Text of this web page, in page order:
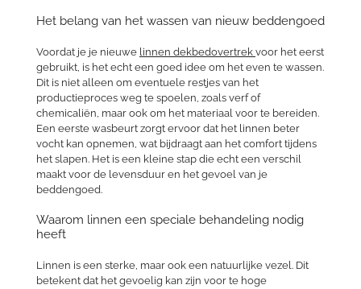
Het belang van het wassen van nieuw beddengoed
Voordat je je nieuwe linnen dekbedovertrek voor het eerst
gebruikt, is het echt een goed idee om het even te wassen.
Dit is niet alleen om eventuele restjes van het
productieproces weg te spoelen, zoals verf of
chemicaliën, maar ook om het materiaal voor te bereiden.
Een eerste wasbeurt zorgt ervoor dat het linnen beter
vocht kan opnemen, wat bijdraagt aan het comfort tijdens
het slapen. Het is een kleine stap die echt een verschil
maakt voor de levensduur en het gevoel van je
beddengoed.
Waarom linnen een speciale behandeling nodig
heeft
Linnen is een sterke, maar ook een natuurlijke vezel. Dit
betekent dat het gevoelig kan zijn voor te hoge